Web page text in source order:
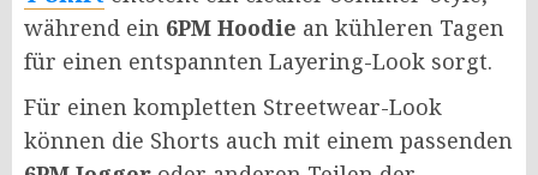
während ein 6PM Hoodie an kühleren Tagen
für einen entspannten Layering-Look sorgt.
Für einen kompletten Streetwear-Look
können die Shorts auch mit einem passenden